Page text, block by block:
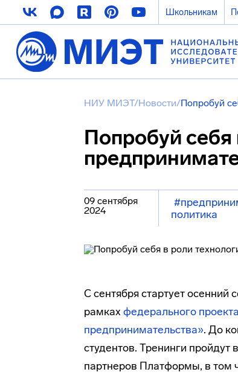
Школьникам
НИУ МИЭТ/Новости/Попробуй
Попробуй себя
09 сентября
2024
политика
С сентября стартует осенний
рамкахфедерального
предпринимательства». До
студентов. Тренинги
партнеров Платформы, в том